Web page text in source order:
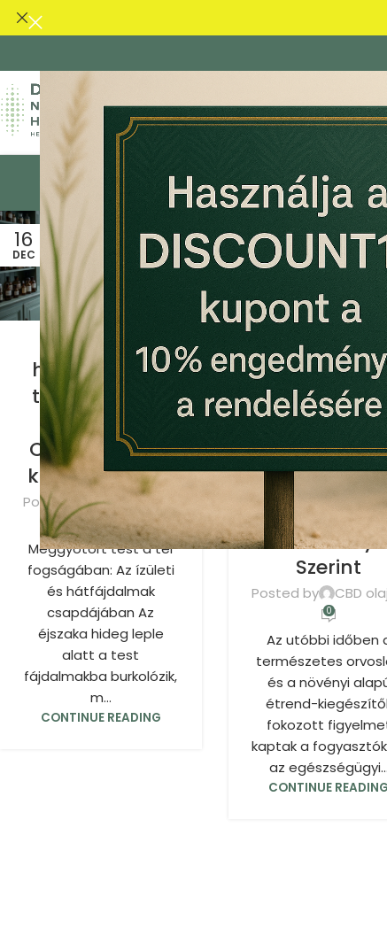
KEZDŐLAP CBD OLAJCBG OLAJCBD
16
DEC
CBD OLAJ
Ízületi és
hátfájdalmak
télen: Hogyan
segíthet a
CBD-tartalmú
kannabiszolaj”
Posted by CBD olaj
0
Meggyötört test a tél
fogságában: Az ízületi
és hátfájdalmak
csapdájában Az
éjszaka hideg leple
alatt a test
fájdalmakba burkolózik,
m...
CONTINUE READING
10
DEC
CBD OLAJ
Kannabiszolaj:
A CBD
Szervezetre
Legújabb
Szerint
Posted by CBD olaj
0
Az utóbbi időben
természetes
és a növényi
étrend-
fokozott
kaptak a
az egészségügyi...
CONTINUE READING